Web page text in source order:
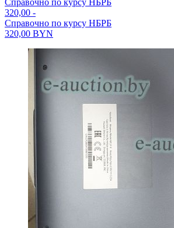
320,00 -
Справочно по курсу НБРБ
320,00 BYN